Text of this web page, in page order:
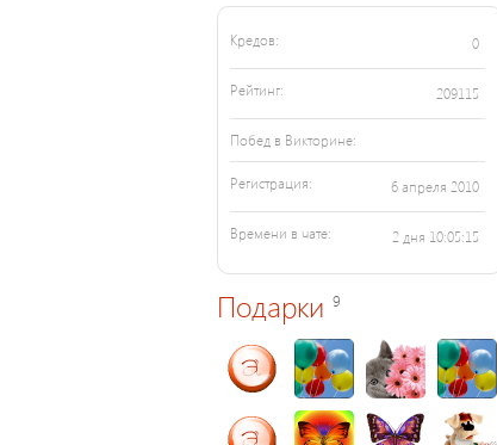
Кредов: 0
Рейтинг: 209115
Побед в Викторине:
Регистрация: 6 апреля 2010
Времени в чате: 2 дня 10:05:15
Подарки 9